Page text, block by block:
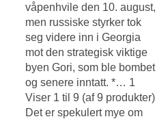
våpenhvile den 10. august,
men russiske styrker tok
seg videre inn i Georgia
mot den strategisk viktige
byen Gori, som ble bombet
og senere inntatt. *… 1
Viser 1 til 9 (af 9 produkter)
Det er spekulert mye om